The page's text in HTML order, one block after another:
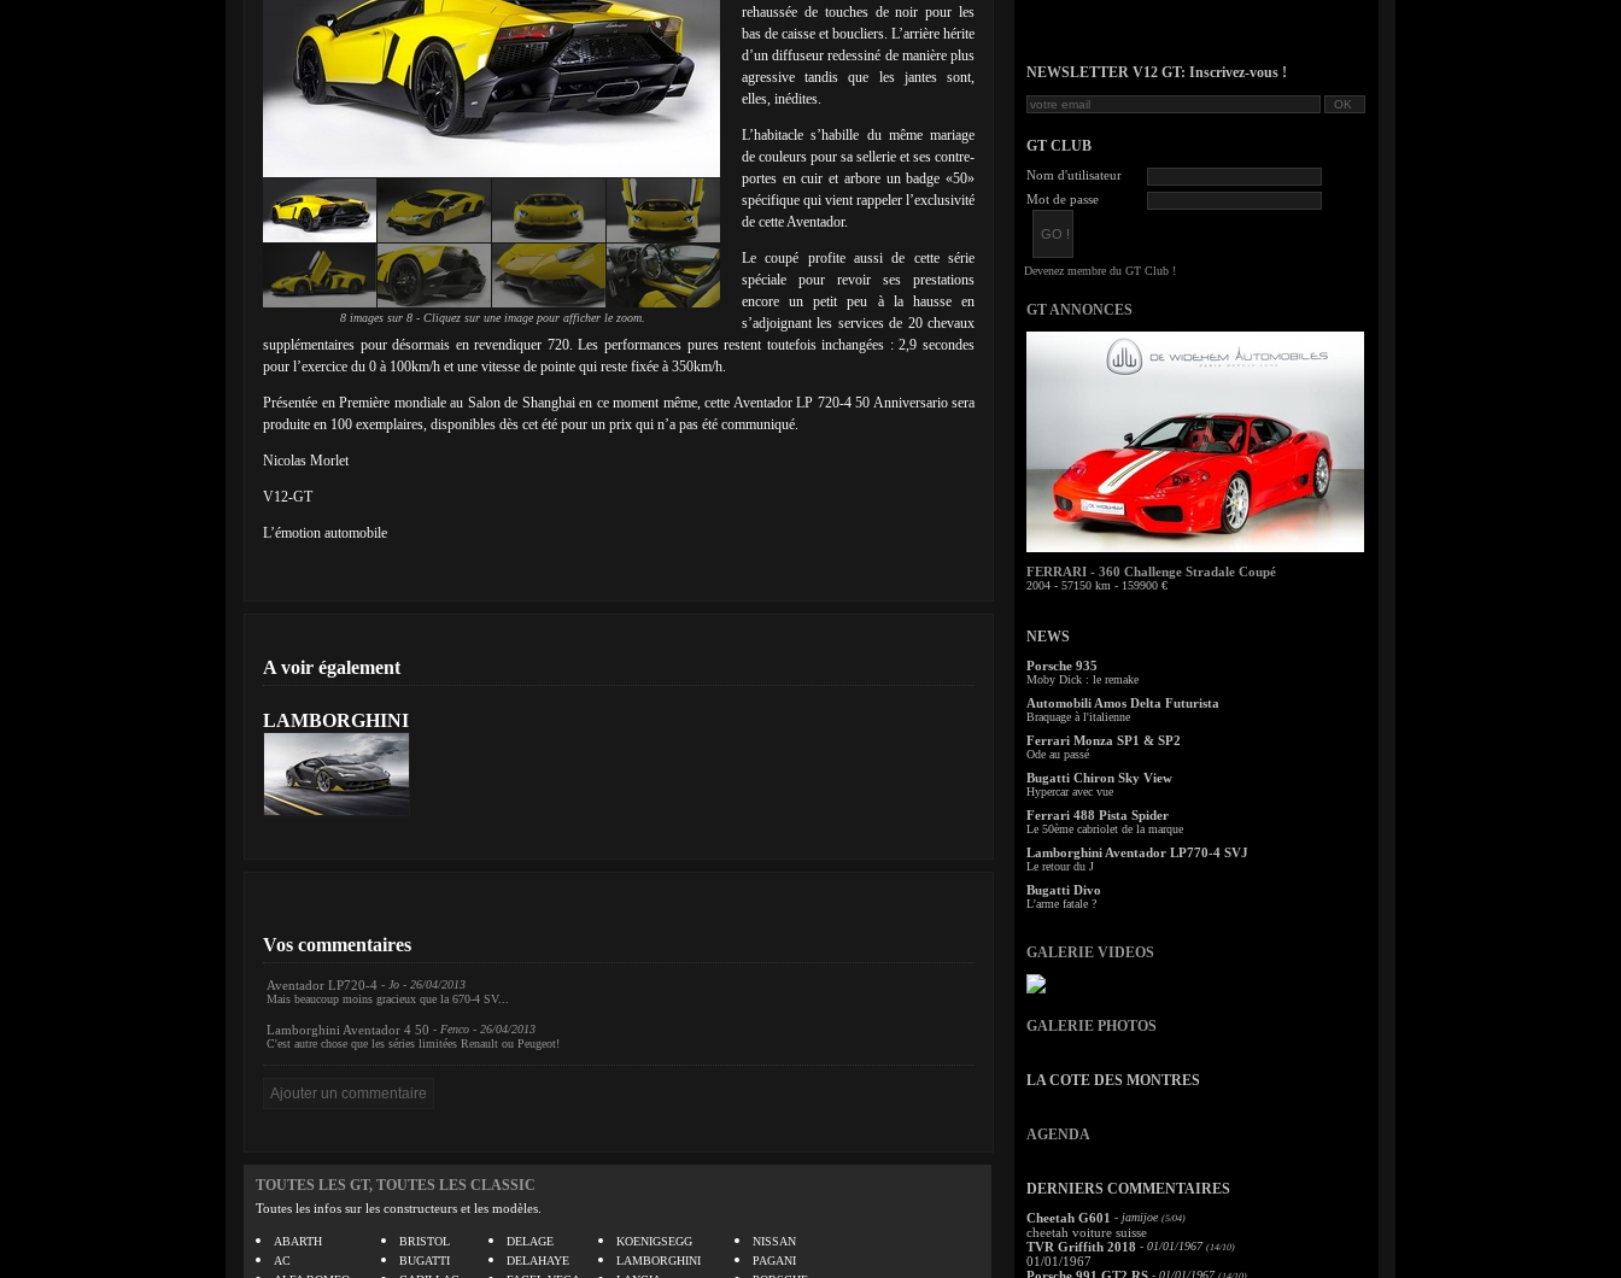
8 images sur 8 - Cliquez sur une image pour afficher le zoom.
rehaussée de touches de noir pour les
bas de caisse et boucliers. L’arrière hérite
d’un diffuseur redessiné de manière plus
agressive tandis que les jantes sont,
elles, inédites.
L’habitacle s’habille du même mariage
de couleurs pour sa sellerie et ses contre-
portes en cuir et arbore un badge «50»
spécifique qui vient rappeler l’exclusivité
de cette Aventador.
Le coupé profite aussi de cette série
spéciale pour revoir ses prestations
encore un petit peu à la hausse en
s’adjoignant les services de 20 chevaux
supplémentaires pour désormais en revendiquer 720. Les performances pures restent toutefois inchangées : 2,9 secondes
pour l’exercice du 0 à 100km/h et une vitesse de pointe qui reste fixée à 350km/h.
Présentée en Première mondiale au Salon de Shanghai en ce moment même, cette Aventador LP 720-4 50 Anniversario sera
produite en 100 exemplaires, disponibles dès cet été pour un prix qui n’a pas été communiqué.
Nicolas Morlet
V12-GT
L’émotion automobile
A voir également
LAMBORGHINI
Vos commentaires
Aventador LP720-4 - Jo - 26/04/2013
Mais beaucoup moins gracieux que la 670-4 SV...
Lamborghini Aventador 4 50 - Fenco - 26/04/2013
C'est autre chose que les séries limitées Renault ou Peugeot!
TOUTES LES GT, TOUTES LES CLASSIC
Toutes les infos sur les constructeurs et les modèles.
ABARTH
AC
BRISTOL
BUGATTI
DELAGE
DELAHAYE
KOENIGSEGG
LAMBORGHINI
NISSAN
PAGANI
NEWSLETTER V12 GT: Inscrivez-vous !
GT CLUB
Nom d'utilisateur
Mot de passe
GT ANNONCES
FERRARI - 360 Challenge Stradale Coupé
2004 - 57150 km - 159900 €
NEWS
Porsche 935
Moby Dick : le remake
Automobili Amos Delta Futurista
Braquage à l'italienne
Ferrari Monza SP1 & SP2
Ode au passé
Bugatti Chiron Sky View
Hypercar avec vue
Ferrari 488 Pista Spider
Le 50ème cabriolet de la marque
Lamborghini Aventador LP770-4 SVJ
Le retour du J
Bugatti Divo
L'arme fatale ?
GALERIE VIDEOS
GALERIE PHOTOS
LA COTE DES MONTRES
AGENDA
DERNIERS COMMENTAIRES
Cheetah G601 - jamijoe (5/04)
cheetah voiture suisse
TVR Griffith 2018 - 01/01/1967 (14/10)
01/01/1967
- 01/01/1967